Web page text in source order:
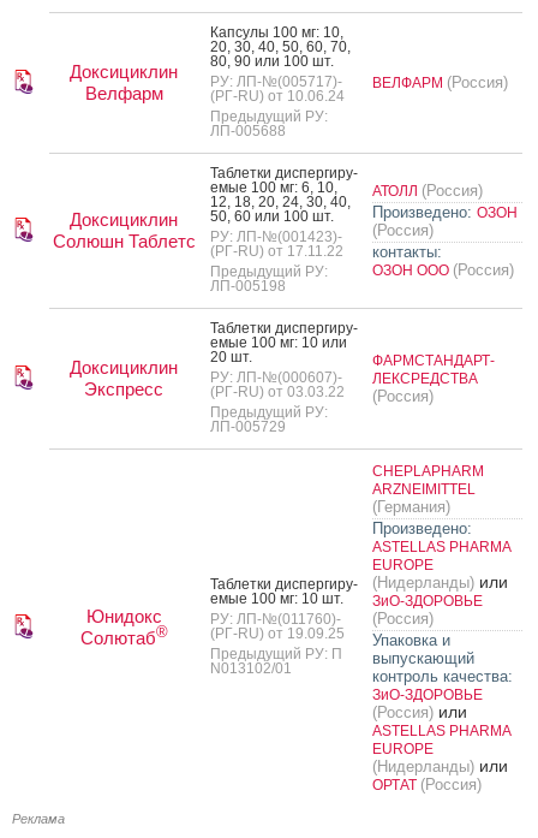
Доксициклин
Велфарм
Кап­су­лы 100 мг: 10,
20, 30, 40, 50, 60, 70,
80, 90 или 100 шт.
РУ: ЛП-№(005717)-
(РГ-RU) от 10.06.24
Предыдущий РУ:
ЛП-005688
ВЕЛФАРМ (Россия)
Доксициклин
Солюшн Таблетс
Таб­летки дис­перги­ру­
емые 100 мг: 6, 10,
12, 18, 20, 24, 30, 40,
50, 60 или 100 шт.
РУ: ЛП-№(001423)-
(РГ-RU) от 17.11.22
Предыдущий РУ:
ЛП-005198
АТОЛЛ (Россия)
Произведено: ОЗОН
(Россия)
контакты:
ОЗОН ООО (Россия)
Доксициклин
Экспресс
Таб­летки дис­перги­ру­
емые 100 мг: 10 или
20 шт.
РУ: ЛП-№(000607)-
(РГ-RU) от 03.03.22
Предыдущий РУ:
ЛП-005729
ФАРМСТАНДАРТ-
ЛЕКСРЕДСТВА
(Россия)
Юнидокс
Солютаб®
Таб­летки дис­перги­ру­
емые 100 мг: 10 шт.
РУ: ЛП-№(011760)-
(РГ-RU) от 19.09.25
Предыдущий РУ: П
N013102/01
CHEPLAPHARM
ARZNEIMITTEL
(Германия)
Произведено:
ASTELLAS PHARMA
EUROPE
(Нидерланды) или
ЗиО-ЗДОРОВЬЕ
(Россия)
Упаковка и
выпускающий
контроль качества:
ЗиО-ЗДОРОВЬЕ
(Россия) или
ASTELLAS PHARMA
EUROPE
(Нидерланды) или
ОРТАТ (Россия)
Реклама